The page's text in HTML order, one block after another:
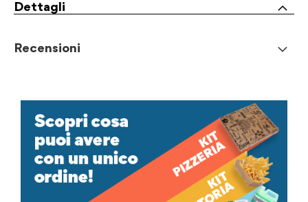
Dettagli
Recensioni